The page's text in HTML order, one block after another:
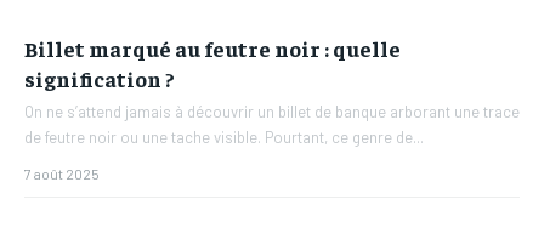
Billet marqué au feutre noir : quelle
signification ?
On ne s’attend jamais à découvrir un billet de banque arborant une trace
de feutre noir ou une tache visible. Pourtant, ce genre de...
7 août 2025